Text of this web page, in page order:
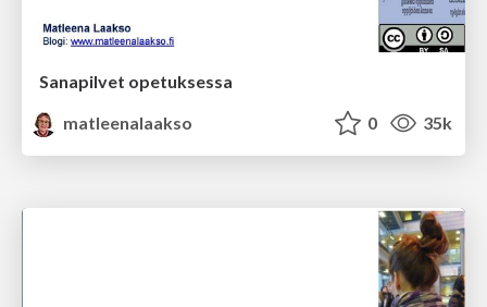
Sanapilvet opetuksessa
matleenalaakso
0 35k